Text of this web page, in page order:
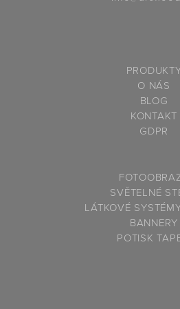
O NÁS
BLOG
KONTAKT
GDPR
F
SVĚTELNÉ
LÁTKOVÉ
BANNERY
POTISK